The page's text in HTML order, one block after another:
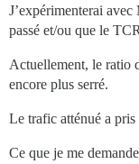
J’expérimenterai
passé et/ou que le
Actuellement, le ratio
encore plus serré.
Le trafic atténué a pris
Ce que je me